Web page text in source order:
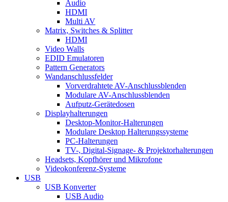
Audio
HDMI
Multi AV
Matrix, Switches & Splitter
HDMI
Video Walls
EDID Emulatoren
Pattern Generators
Wandanschlussfelder
Vorverdrahtete AV-Anschlussblenden
Modulare AV-Anschlussblenden
Aufputz-Gerätedosen
Displayhalterungen
Desktop-Monitor-Halterungen
Modulare Desktop Halterungssysteme
PC-Halterungen
TV-, Digital-Signage- & Projektorhalterungen
Headsets, Kopfhörer und Mikrofone
Videokonferenz-Systeme
USB
USB Konverter
USB Audio